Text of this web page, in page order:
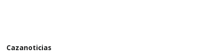
Cazanoticias